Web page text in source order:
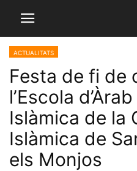
ACTUALITATS
Festa de fi de
l’Escola
Islàmica de la
Islàmica de
els Monjos